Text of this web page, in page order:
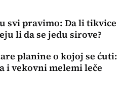
svi pravimo: Da li tikvice
li da se jedu sirove?
planine o kojoj se ćuti:
i vekovni melemi leče